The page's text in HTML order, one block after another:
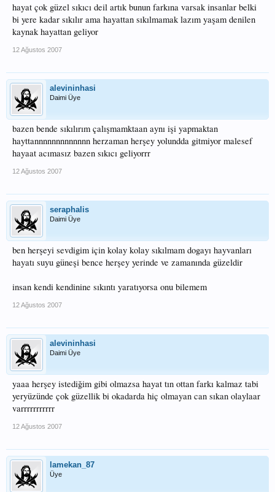
hayat çok güzel sıkıcı deil artık bunun farkına varsak insanlar belki
bi yere kadar sıkılır ama hayattan sıkılmamak lazım yaşam denilen
kaynak hayattan geliyor
12 Ağustos 2007
alevininhasi
Daimi Üye
bazen bende sıkılırım çalışmamktaan aynı işi yapmaktan
hayttannnnnnnnnnnnn herzaman herşey yolundda gitmiyor malesef
hayaat acımasız bazen sıkıcı geliyorrr
12 Ağustos 2007
seraphalis
Daimi Üye
ben herşeyi sevdigim için kolay kolay sıkılmam dogayı hayvanları
hayatı suyu güneşi bence herşey yerinde ve zamanında güzeldir
insan kendi kendinine sıkıntı yaratıyorsa onu bilemem
12 Ağustos 2007
alevininhasi
Daimi Üye
yaaa herşey istediğim gibi olmazsa hayat tın ottan farkı kalmaz tabi
yeryüzünde çok güzellik bi okadarda hiç olmayan can sıkan olaylaar
varrrrrrrrrrr
12 Ağustos 2007
lamekan_87
Üye